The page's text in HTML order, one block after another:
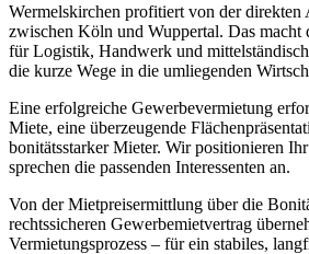
Wermelskirchen profitiert von der direkten
zwischen Köln und Wuppertal. Das macht
für Logistik, Handwerk und
die kurze Wege in die umliegenden
Eine erfolgreiche Gewerbevermietung
Miete, eine überzeugende
bonitätsstarker Mieter. Wir positionieren
sprechen die passenden Interessenten an.
Von der Mietpreisermittlung über die
rechtssicheren Gewerbemietvertrag
Vermietungsprozess – für ein stabiles,